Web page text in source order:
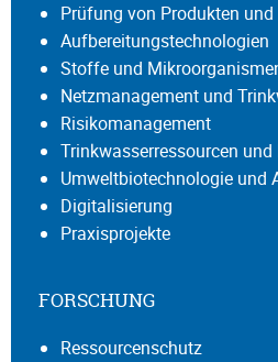
Prüfung von Produkten und
Aufbereitungstechnologien
Stoffe und
Netzmanagement und
Risikomanagement
Trinkwasserressourcen
Umweltbiotechnologie und
Digitalisierung
Praxisprojekte
FORSCHUNG
Ressourcenschutz